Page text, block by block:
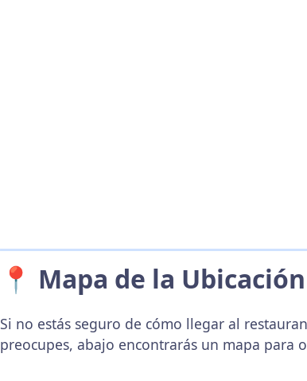
📍 Mapa de la Ubicación
Si no estás seguro de cómo llegar al
preocupes, abajo encontrarás un mapa para